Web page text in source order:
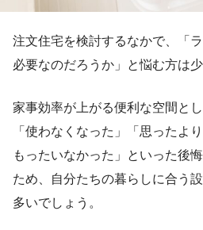
注文住宅を検討するなかで、「
必要なのだろうか」と悩む方は
家事効率が上がる便利な空間と
「使わなくなった」「思ったよ
もったいなかった」といった後
ため、自分たちの暮らしに合う
多いでしょう。